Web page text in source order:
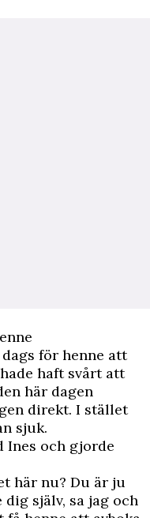
för henne att
haft svårt att
här dagen
direkt. I stället
sjuk.
Ines och gjorde
här nu? Du är ju
själv, sa jag och